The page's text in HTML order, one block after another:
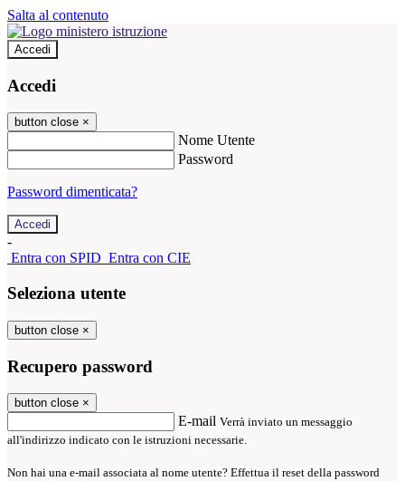
Salta al contenuto
Accedi
Accedi
button close ×
Nome Utente
Password
Password dimenticata?
-
Entra con SPID Entra con CIE
Seleziona utente
button close ×
Recupero password
button close ×
E-mail Verrà inviato un messaggio
all'indirizzo indicato con le istruzioni necessarie.
Non hai una e-mail associata al nome utente? Effettua il reset della password